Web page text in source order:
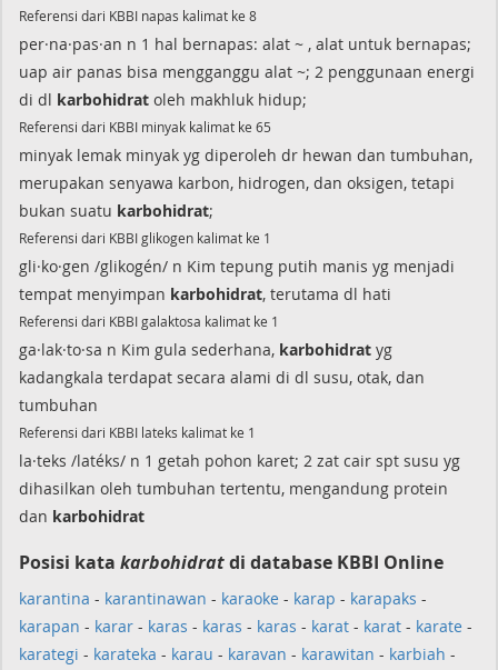
Referensi dari KBBI napas kalimat ke 8
per·na·pas·an n 1 hal bernapas: alat ~ , alat untuk bernapas;
uap air panas bisa mengganggu alat ~; 2 penggunaan energi
di dl karbohidrat oleh makhluk hidup;
Referensi dari KBBI minyak kalimat ke 65
minyak lemak minyak yg diperoleh dr hewan dan tumbuhan,
merupakan senyawa karbon, hidrogen, dan oksigen, tetapi
bukan suatu karbohidrat;
Referensi dari KBBI glikogen kalimat ke 1
gli·ko·gen /glikogén/ n Kim tepung putih manis yg menjadi
tempat menyimpan karbohidrat, terutama dl hati
Referensi dari KBBI galaktosa kalimat ke 1
ga·lak·to·sa n Kim gula sederhana, karbohidrat yg
kadangkala terdapat secara alami di dl susu, otak, dan
tumbuhan
Referensi dari KBBI lateks kalimat ke 1
la·teks /latéks/ n 1 getah pohon karet; 2 zat cair spt susu yg
dihasilkan oleh tumbuhan tertentu, mengandung protein
dan karbohidrat
Posisi kata karbohidratdi database KBBI Online
karantina - karantinawan - karaoke - karap - karapaks -
karapan - karar - karas - karas - karas - karat - karat - karate -
karategi - karateka - karau - karavan - karawitan - karbiah -